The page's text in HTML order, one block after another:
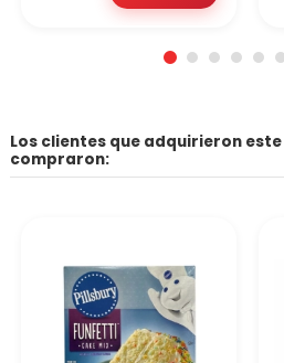
Los clientes que adquirieron
compraron: